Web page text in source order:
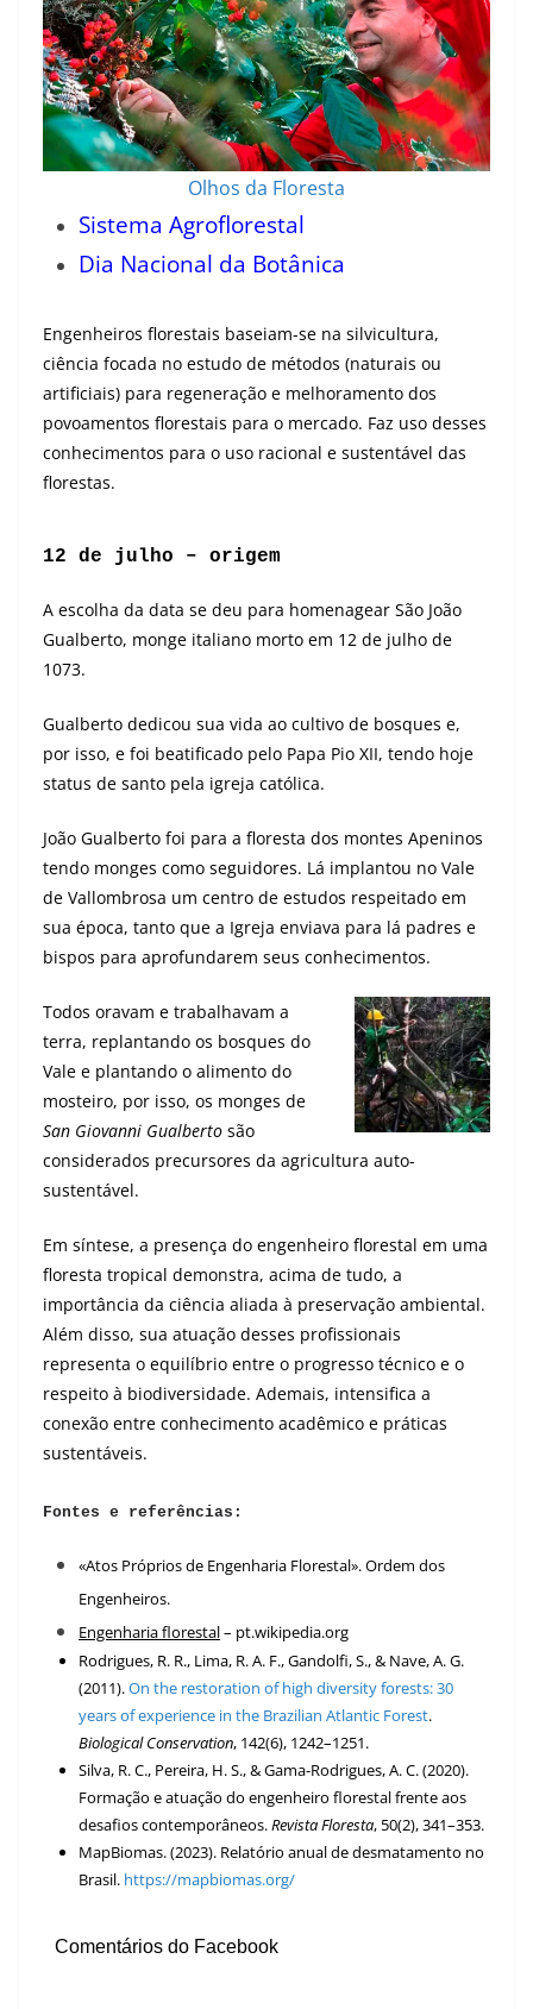
Olhos da Floresta
Sistema Agroflorestal
Dia Nacional da Botânica
Engenheiros florestais baseiam-se na silvicultura,
ciência focada no estudo de métodos (naturais ou
artificiais) para regeneração e melhoramento dos
povoamentos florestais para o mercado. Faz uso desses
conhecimentos para o uso racional e sustentável das
florestas.
12 de julho – origem
A escolha da data se deu para homenagear São João
Gualberto, monge italiano morto em 12 de julho de
1073.
Gualberto dedicou sua vida ao cultivo de bosques e,
por isso, e foi beatificado pelo Papa Pio XII, tendo hoje
status de santo pela igreja católica.
João Gualberto foi para a floresta dos montes Apeninos
tendo monges como seguidores. Lá implantou no Vale
de Vallombrosa um centro de estudos respeitado em
sua época, tanto que a Igreja enviava para lá padres e
bispos para aprofundarem seus conhecimentos.
Todos oravam e trabalhavam a
terra, replantando os bosques do
Vale e plantando o alimento do
mosteiro, por isso, os monges de
San Giovanni Gualberto são
considerados precursores da agricultura auto-
sustentável.
Em síntese, a presença do engenheiro florestal em uma
floresta tropical demonstra, acima de tudo, a
importância da ciência aliada à preservação ambiental.
Além disso, sua atuação desses profissionais
representa o equilíbrio entre o progresso técnico e o
respeito à biodiversidade. Ademais, intensifica a
conexão entre conhecimento acadêmico e práticas
sustentáveis.
Fontes e referências:
«Atos Próprios de Engenharia Florestal». Ordem dos
Engenheiros.
Engenharia florestal– pt.wikipedia.org
Rodrigues, R. R., Lima, R. A. F., Gandolfi, S., & Nave, A. G.
(2011).On the restoration of high diversity forests: 30
years of experience in the Brazilian Atlantic Forest.
Biological Conservation, 142(6), 1242–1251.
Silva, R. C., Pereira, H. S., & Gama-Rodrigues, A. C. (2020).
Formação e atuação do engenheiro florestal frente aos
desafios contemporâneos.Revista Floresta, 50(2), 341–353.
MapBiomas. (2023). Relatório anual de desmatamento no
Brasil. https://mapbiomas.org/
Comentários do Facebook